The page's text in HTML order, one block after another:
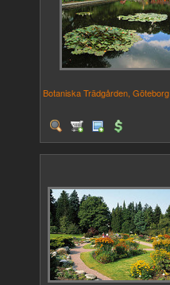
Botaniska Trädgården, Göteborg